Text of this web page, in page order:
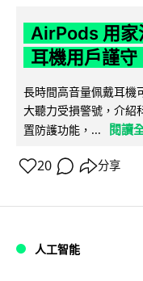
AirPods 用家
耳機用戶謹
長時間高音量佩戴耳機
大聽力受損警號，介紹
置防護功能，...
閱讀
20 分享
人工智能